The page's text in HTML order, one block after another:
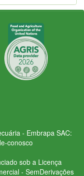
- Embrapa SAC:
conosco
sob a Licença
- SemDerivações